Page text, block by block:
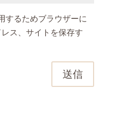
するためブラウザーに
ス、サイトを保存す
送信